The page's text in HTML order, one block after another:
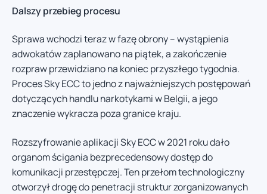
Dalszy przebieg procesu
Sprawa wchodzi teraz w fazę obrony – wystąpienia
adwokatów zaplanowano na piątek, a zakończenie
rozpraw przewidziano na koniec przyszłego tygodnia.
Proces Sky ECC to jedno z najważniejszych postępowań
dotyczących handlu narkotykami w Belgii, a jego
znaczenie wykracza poza granice kraju.
Rozszyfrowanie aplikacji Sky ECC w 2021 roku dało
organom ścigania bezprecedensowy dostęp do
komunikacji przestępczej. Ten przełom technologiczny
otworzył drogę do penetracji struktur zorganizowanych